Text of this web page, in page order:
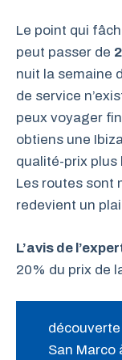
Le point qui
peut passer de
nuit la semaine
de service
peux voyager
obtiens une
qualité-prix plus
Les routes sont
redevient un
L’avis de
20% du prix de
San Marco